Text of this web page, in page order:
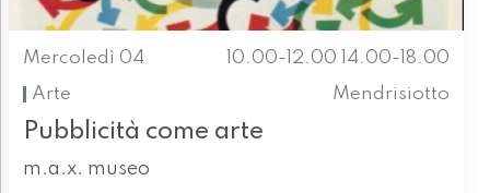
Mercoledì 04
10.00-12.00 14.00-18.00
Arte
Mendrisiotto
Pubblicità come arte
m.a.x. museo